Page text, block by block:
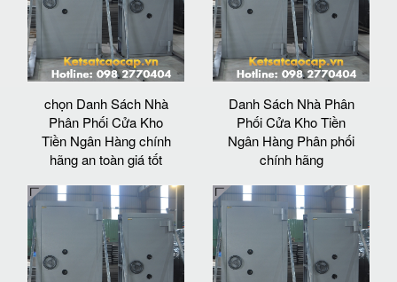
chọn Danh Sách Nhà
Phân Phối Cửa Kho
Tiền Ngân Hàng chính
hãng an toàn giá tốt
Danh Sách Nhà Phân
Phối Cửa Kho Tiền
Ngân Hàng Phân phối
chính hãng